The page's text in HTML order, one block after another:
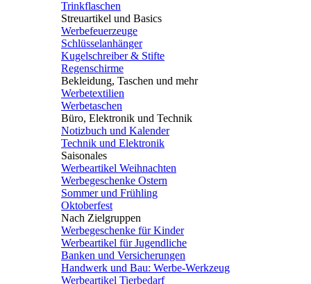
Trinkflaschen
Streuartikel und Basics
Werbefeuerzeuge
Schlüsselanhänger
Kugelschreiber & Stifte
Regenschirme
Bekleidung, Taschen und mehr
Werbetextilien
Werbetaschen
Büro, Elektronik und Technik
Notizbuch und Kalender
Technik und Elektronik
Saisonales
Werbeartikel Weihnachten
Werbegeschenke Ostern
Sommer und Frühling
Oktoberfest
Nach Zielgruppen
Werbegeschenke für Kinder
Werbeartikel für Jugendliche
Banken und Versicherungen
Handwerk und Bau: Werbe-Werkzeug
Werbeartikel Tierbedarf